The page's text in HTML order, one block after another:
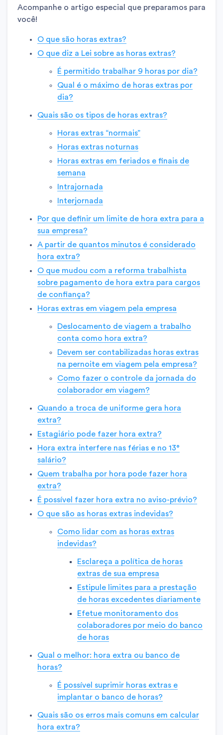
Acompanhe o artigo especial que preparamos para
você!
O que são horas extras?
O que diz a Lei sobre as horas extras?
É permitido trabalhar 9 horas por dia?
Qual é o máximo de horas extras por
dia?
Quais são os tipos de horas extras?
Horas extras “normais”
Horas extras noturnas
Horas extras em feriados e finais de
semana
Intrajornada
Interjornada
Por que definir um limite de hora extra para a
sua empresa?
A partir de quantos minutos é considerado
hora extra?
O que mudou com a reforma trabalhista
sobre pagamento de hora extra para cargos
de confiança?
Horas extras em viagem pela empresa
Deslocamento de viagem a trabalho
conta como hora extra?
Devem ser contabilizadas horas extras
na pernoite em viagem pela empresa?
Como fazer o controle da jornada do
colaborador em viagem?
Quando a troca de uniforme gera hora
extra?
Estagiário pode fazer hora extra?
Hora extra interfere nas férias e no 13°
salário?
Quem trabalha por hora pode fazer hora
extra?
É possível fazer hora extra no aviso-prévio?
O que são as horas extras indevidas?
Como lidar com as horas extras
indevidas?
Esclareça a política de horas
extras de sua empresa
Estipule limites para a prestação
de horas excedentes diariamente
Efetue monitoramento dos
colaboradores por meio do banco
de horas
Qual o melhor: hora extra ou banco de
horas?
É possível suprimir horas extras e
implantar o banco de horas?
Quais são os erros mais comuns em calcular
hora extra?